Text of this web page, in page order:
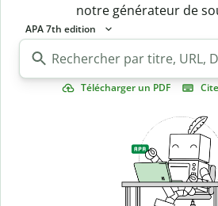
notre générateur de
APA 7th edition
Télécharger un PDF